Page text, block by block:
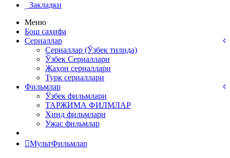
Закладки
Меню
Бош саҳифа
Сериаллар
Сериаллар (Ўзбек тилида)
Ўзбек Сериаллари
Жаҳон сериаллари
Турк сериаллари
Фильмлар
Ўзбек фильмлари
ТАРЖИМА ФИЛМЛАР
Ҳинд фильмлари
Ужас фильмлар
МультФильмлар